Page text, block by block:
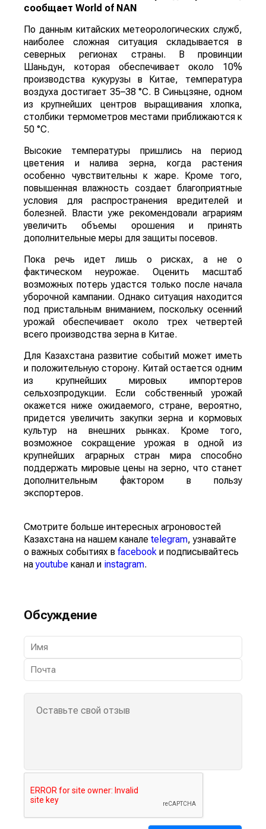
сообщает World of NAN
По данным китайских метеорологических служб,
наиболее сложная ситуация складывается в
северных регионах страны. В провинции
Шаньдун, которая обеспечивает около 10%
производства кукурузы в Китае, температура
воздуха достигает 35–38 °C. В Синьцзяне, одном
из крупнейших центров выращивания хлопка,
столбики термометров местами приближаются к
50 °C.
Высокие температуры пришлись на период
цветения и налива зерна, когда растения
особенно чувствительны к жаре. Кроме того,
повышенная влажность создает благоприятные
условия для распространения вредителей и
болезней. Власти уже рекомендовали аграриям
увеличить объемы орошения и принять
дополнительные меры для защиты посевов.
Пока речь идет лишь о рисках, а не о
фактическом неурожае. Оценить масштаб
возможных потерь удастся только после начала
уборочной кампании. Однако ситуация находится
под пристальным вниманием, поскольку осенний
урожай обеспечивает около трех четвертей
всего производства зерна в Китае.
Для Казахстана развитие событий может иметь
и положительную сторону. Китай остается одним
из крупнейших мировых импортеров
сельхозпродукции. Если собственный урожай
окажется ниже ожидаемого, стране, вероятно,
придется увеличить закупки зерна и кормовых
культур на внешних рынках. Кроме того,
возможное сокращение урожая в одной из
крупнейших аграрных стран мира способно
поддержать мировые цены на зерно, что станет
дополнительным фактором в пользу
экспортеров.
Смотрите больше интересных агроновостей
Казахстана на нашем канале telegram, узнавайте
о важных событиях в facebook и подписывайтесь
наyoutube канал и instagram.
Обсуждение